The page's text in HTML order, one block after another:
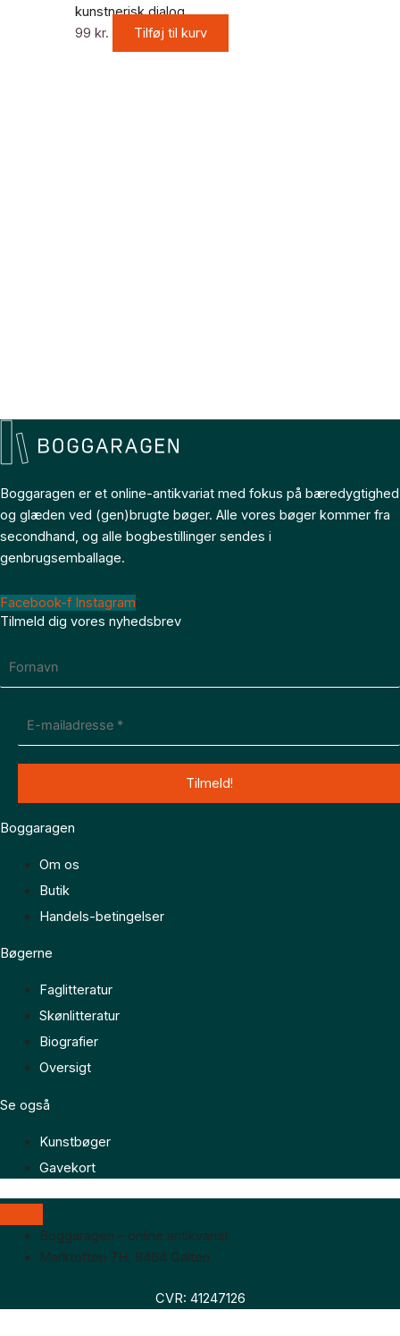
kunstnerisk dialog
99 kr. Tilføj til kurv
Boggaragen er et online-antikvariat med fokus på bæredygtighed
og glæden ved (gen)brugte bøger. Alle vores bøger kommer fra
secondhand, og alle bogbestillinger sendes i
genbrugsemballage.
Facebook-f Instagram
Tilmeld dig vores nyhedsbrev
Boggaragen
Om os
Butik
Handels-betingelser
Bøgerne
Faglitteratur
Skønlitteratur
Biografier
Oversigt
Se også
Kunstbøger
Gavekort
Boggaragen – online antikvariat
Marktoften 7H, 8464 Galten
CVR: 41247126